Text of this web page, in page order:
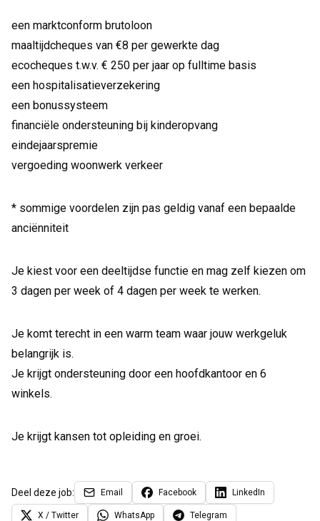
een marktconform brutoloon
maaltijdcheques van €8 per gewerkte dag
ecocheques t.w.v. € 250 per jaar op fulltime basis
een hospitalisatieverzekering
een bonussysteem
financiële ondersteuning bij kinderopvang
eindejaarspremie
vergoeding woonwerk verkeer
* sommige voordelen zijn pas geldig vanaf een bepaalde
anciënniteit
Je kiest voor een deeltijdse functie en mag zelf kiezen om
3 dagen per week of 4 dagen per week te werken.
Je komt terecht in een warm team waar jouw werkgeluk
belangrijk is.
Je krijgt ondersteuning door een hoofdkantoor en 6
winkels.
Je krijgt kansen tot opleiding en groei.
Deel deze job: Email Facebook LinkedIn
X / Twitter WhatsApp Telegram